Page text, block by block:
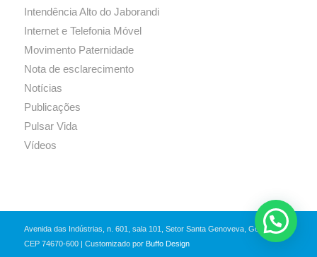
Intendência Alto do Jaborandi
Internet e Telefonia Móvel
Movimento Paternidade
Nota de esclarecimento
Notícias
Publicações
Pulsar Vida
Vídeos
Avenida das Indústrias, n. 601, sala 101, Setor Santa Genoveva, Goiânia-GO,
CEP 74670-600 | Customizado por Buffo Design